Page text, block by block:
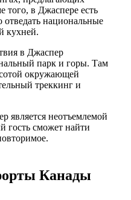
того, в Джаспере есть
национальные
кухней.
в Джаспер
парк и горы. Там
окружающей
треккинг и
является неотъемлемой
гость сможет найти
Канады